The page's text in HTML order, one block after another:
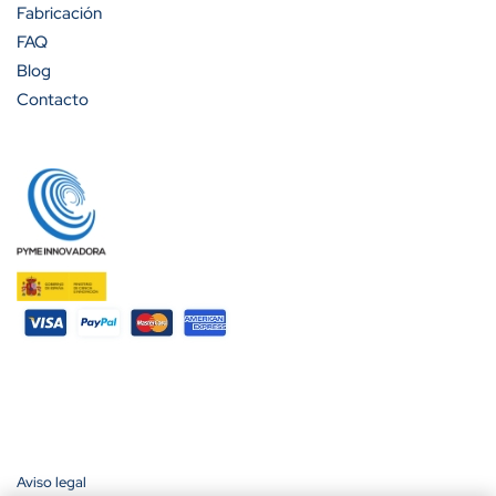
Fabricación
FAQ
Blog
Contacto
Aviso legal